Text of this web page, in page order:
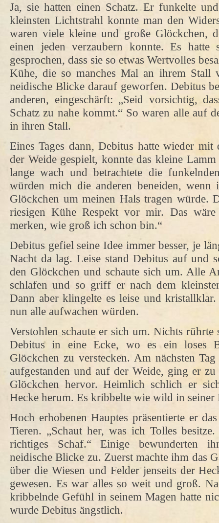
Ja, sie hatten einen Schatz. Er funkelte
kleinsten Lichtstrahl konnte man den
waren viele kleine und große Glöckchen,
einen jeden verzaubern konnte. Es hatte
gesprochen, dass sie so etwas Wertvolles
Kühe, die so manches Mal an ihrem Stall
neidische Blicke darauf geworfen. Debitus
anderen, eingeschärft: „Seid vorsichtig,
Schatz zu nahe kommt.“ So waren alle auf
in ihren Stall.
Eines Tages dann, Debitus hatte wieder
der Weide gespielt, konnte das kleine
lange wach und betrachtete die
würden mich die anderen beneiden,
Glöckchen um meinen Hals tragen würde.
riesigen Kühe Respekt vor mir. Das
merken, wie groß ich schon bin.“
Debitus gefiel seine Idee immer besser, je
Nacht da lag. Leise stand Debitus auf und
den Glöckchen und schaute sich um. Alle
schlafen und so griff er nach dem
Dann aber klingelte es leise und
nun alle aufwachen würden.
Verstohlen schaute er sich um. Nichts
Debitus in eine Ecke, wo es ein loses
Glöckchen zu verstecken. Am nächsten
aufgestanden und auf der Weide, ging er
Glöckchen hervor. Heimlich schlich er
Hecke herum. Es kribbelte wie wild in seiner
Hoch erhobenen Hauptes präsentierte er
Tieren. „Schaut her, was ich Tolles
richtiges Schaf.“ Einige bewunderten
neidische Blicke zu. Zuerst machte ihm das
über die Wiesen und Felder jenseits der
gewesen. Es war alles so weit und groß.
kribbelnde Gefühl in seinem Magen hatte
wurde Debitus ängstlich.